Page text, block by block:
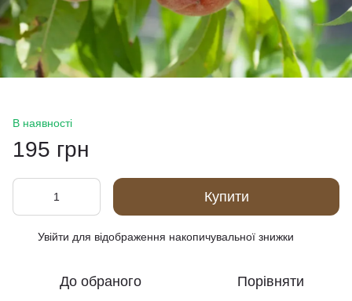
В наявності
195 грн
Купити
Увійти для відображення накопичувальної знижки
До обраного Порівняти